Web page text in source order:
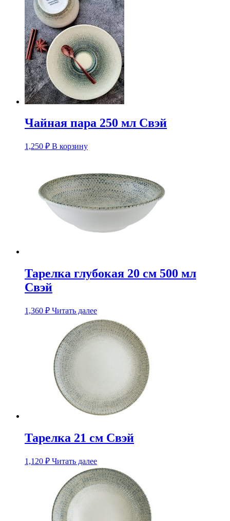
Чайная пара 250 мл Свэй
1,250 ₽ В корзину
Тарелка глубокая 20 см 500 мл
Свэй
1,360 ₽ Читать далее
Тарелка 21 см Свэй
1,120 ₽ Читать далее